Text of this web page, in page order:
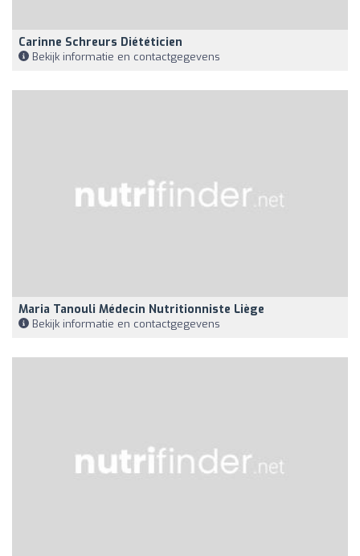
Carinne Schreurs Diététicien
Bekijk informatie en contactgegevens
Maria Tanouli Médecin Nutritionniste Liège
Bekijk informatie en contactgegevens